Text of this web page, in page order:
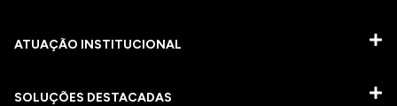
ATUAÇÃO INSTITUCIONAL
SOLUÇÕES DESTACADAS